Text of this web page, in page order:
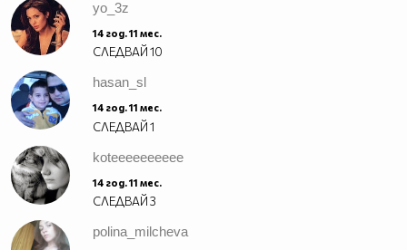
yo_3z
14 год. 11 мес.
СЛЕДВАЙ10
hasan_sl
14 год. 11 мес.
СЛЕДВАЙ1
koteeeeeeeeee
14 год. 11 мес.
СЛЕДВАЙ3
polina_milcheva